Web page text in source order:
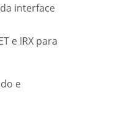
interface
e IRX para
e